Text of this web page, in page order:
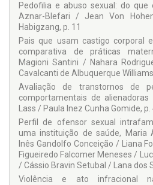
Programa de Pós-Graduação em
Labo­ratório de Análise e
Pesquisadora do CNPq (nível 1-
Professora Visitante na Pós-
Uni­versidade deMar Del Plata
de Córdoba (2012), ambas na
palestras internacionais: na sede
the Prevention of Child Abuse &
(2008), na sede daAmerican
Washington (2009) e no
Southern Methotodist University
–
Profes­sora Visitante (Visiting
College, Universidade de
março de 2015). Eleita para o
Society for the Prevention of Child
gestão 2016-2022.
Pedofilia e abuso sexual: do que
Aznar-Blefari / Jean Von
Habigzang, p. 11
Pais que usam castigo corporal
comparativa de práticas
Magioni Santini / Nahara
Cavalcanti de Albuquerque
Avaliação de transtornos de
comportamentais de alienadoras
Lass / Paula Inez Cunha Gomide, p.
Perfil de ofensor sexual
uma instituição de saúde, Maria
Inês Gandolfo Conceição / Liana
Figueiredo Falcomer Meneses /
/ Cássio Bravin Setubal / Lana dos
Violência e ato infracional